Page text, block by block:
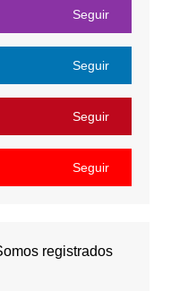
Seguir
Seguir
Seguir
Seguir
registrados